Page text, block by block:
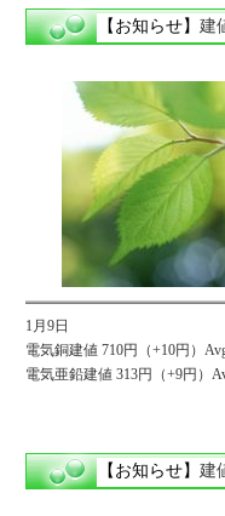
【お知らせ】 建
1月9日
電気銅建値 710円（+10円）
電気亜鉛建値 313円（+9円）
【お知らせ】 建